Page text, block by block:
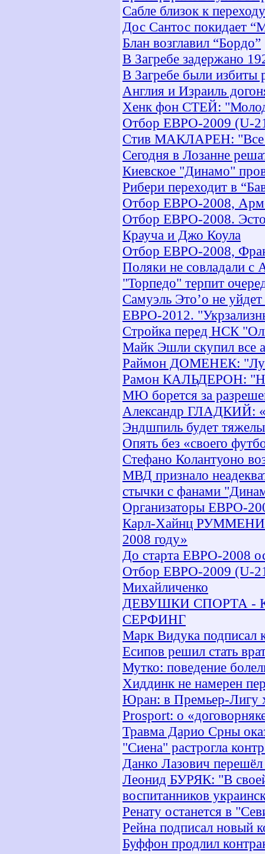
Сабле близок к
Дос Сантос покидает
Блан возглавил “Бордо”
В Загребе задержано
В Загребе были избиты
Англия и Израиль
Хенк фон СТЕЙ:
Отбор ЕВРО-2009 (U-
Стив МАКЛАРЕН: "Все
Сегодня в Лозанне
Киевское "Динамо"
Рибери переходит в
Отбор ЕВРО-2008,
Отбор ЕВРО-2008.
Крауча и Джо Коула
Отбор ЕВРО-2008,
Поляки не совладали с
"Торпедо" терпит
Самуэль Это’о не
ЕВРО-2012.
Стройка перед НСК
Майк Эшли скупил все
Раймон ДОМЕНЕК:
Рамон КАЛЬДЕРОН: "Не
МЮ борется за
Александр ГЛАДКИЙ:
Эндшпиль будет
Опять без «своего
Стефано Колантуоно
МВД признало
стычки с фанами
Организаторы ЕВРО-
Карл-Хайнц
2008 году»
До старта ЕВРО-2008
Отбор ЕВРО-2009 (U-
Михайличенко
ДЕВУШКИ СПОРТА -
СЕРФИНГ
Марк Видука подписал
Есипов решил стать
Мутко: поведение
Хиддинк не намерен
Юран: в Премьер-Лигу
Prosport: о
Травма Дарио Срны
"Сиена" растрогла
Данко Лазович
Леонид БУРЯК: "В своей
воспитанников
Ренату останется в
Рейна подписал новый
Буффон продлил